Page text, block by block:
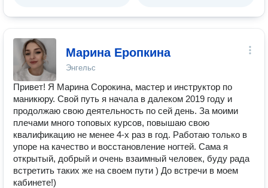
Марина Еропкина
Энгельс
Привет! Я Марина Сорокина, мастер и инструктор по
маникюру. Свой путь я начала в далеком 2019 году и
продолжаю свою деятельность по сей день. За моими
плечами много топовых курсов, повышаю свою
квалификацию не менее 4-х раз в год. Работаю только в
упоре на качество и восстановление ногтей. Сама я
открытый, добрый и очень взаимный человек, буду рада
встретить таких же на своем пути ) До встречи в моем
кабинете!)